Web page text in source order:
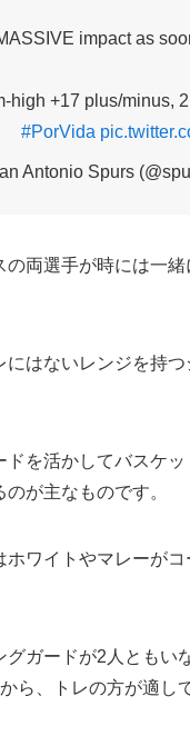
impact as
high +17 plus/minus,
#PorVida
Antonio Spurs
両選手が時には一
はないレンジを持
ドを活かしてバスケ
が主なものです。
ワイトやマレーが
ガードが2人ともい
ら、トレの方が適し